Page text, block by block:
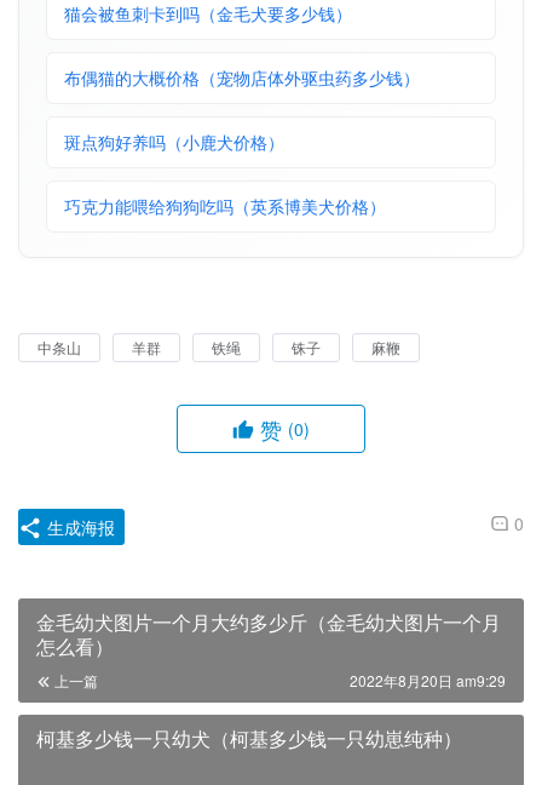
猫会被鱼刺卡到吗（金毛犬要多少钱）
布偶猫的大概价格（宠物店体外驱虫药多少钱）
斑点狗好养吗（小鹿犬价格）
巧克力能喂给狗狗吃吗（英系博美犬价格）
中条山 羊群 铁绳 铢子 麻鞭
赞 (0)
0
生成海报
金毛幼犬图片一个月大约多少斤（金毛幼犬图片一个月
怎么看）
上一篇 2022年8月20日 am9:29
柯基多少钱一只幼犬（柯基多少钱一只幼崽纯种）